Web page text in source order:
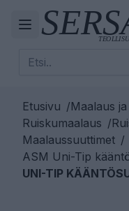
Etusivu /Maalaus
Ruiskumaalaus /
Maalaussuuttimet /
ASM Uni-Tip
UNI-TIP